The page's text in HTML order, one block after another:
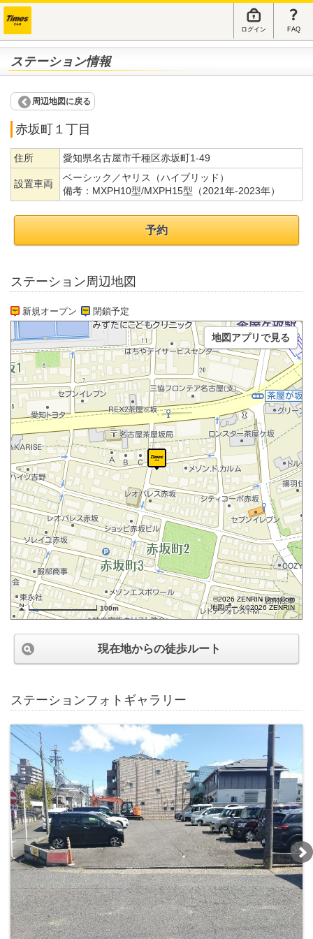
ログイン FAQ
ステーション情報
周辺地図に戻る
赤坂町１丁目
住所 愛知県名古屋市千種区赤坂町1-49
設置車両
ベーシック／ヤリス（ハイブリッド）
備考： MXPH10型/MXPH15型（2021年-2023年）
予約
ステーション周辺地図
新規オープン 閉鎖予定
100m
©2026 ZENRIN DataCom
地図データ©2026 ZENRIN
地図アプリで見る
現在地からの徒歩ルート
ステーションフォトギャラリー